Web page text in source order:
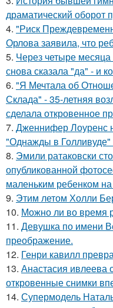
драматический оборот
4. "Риск
Орлова заявила, что
5. Через четыре
снова сказала "да" - и
6. "Я Мечтала об
Склада" - 35-летняя
сделала откровенное
7. Дженнифер Лоуренс
"Однажды в Голливуде"
8. Эмили ратаковски
опубликованной
маленьким ребенком на
9. Этим летом Холли
10. Можно ли во время
11. Девушка по имени
преображение.
12. Генри кавилл
13. Анастасия ивлеева
откровенные снимки
14. Супермодель